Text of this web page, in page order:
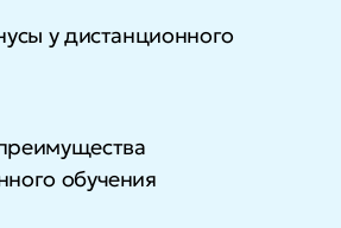
у дистанционного
обучения